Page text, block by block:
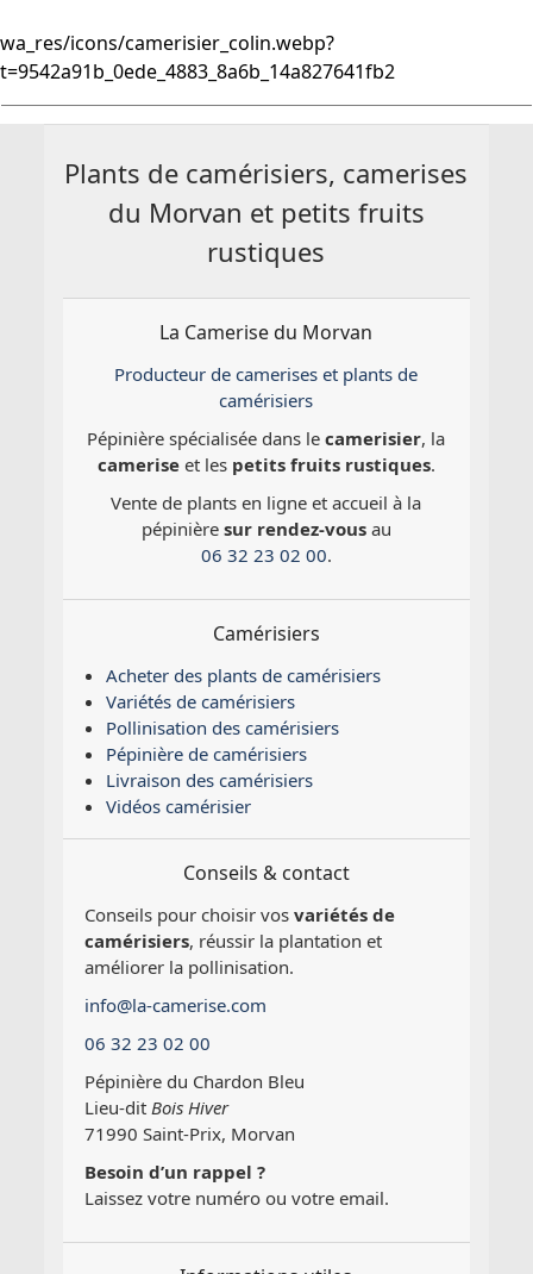
wa_res/icons/camerisier_colin.webp?
t=9542a91b_0ede_4883_8a6b_14a827641fb2
Plants de camérisiers, camerises
du Morvan et petits fruits
rustiques
La Camerise du Morvan
Producteur de camerises et plants de
camérisiers
Pépinière spécialisée dans lecamerisier, la
cameriseet les petits fruits rustiques.
Vente de plants en ligne et accueil à la
pépinière sur rendez-vousau
06 32 23 02 00.
Camérisiers
Acheter des plants de camérisiers
Variétés de camérisiers
Pollinisation des camérisiers
Pépinière de camérisiers
Livraison des camérisiers
Vidéos camérisier
Conseils & contact
Conseils pour choisir vosvariétés de
camérisiers, réussir la plantation et
améliorer la pollinisation.
info@la-camerise.com
06 32 23 02 00
Pépinière du Chardon Bleu
Lieu-ditBois Hiver
71990 Saint-Prix, Morvan
Besoin d’un rappel ?
Laissez votre numéro ou votre email.